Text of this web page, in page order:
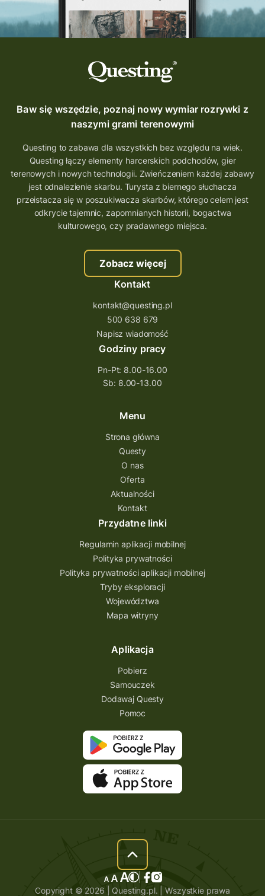
Baw się wszędzie, poznaj nowy wymiar rozrywki z
naszymi grami terenowymi
Questing to zabawa dla wszystkich bez względu na wiek.
Questing łączy elementy harcerskich podchodów, gier
terenowych i nowych technologii. Zwieńczeniem każdej zabawy
jest odnalezienie skarbu. Turysta z biernego słuchacza
przeistacza się w poszukiwacza skarbów, którego celem jest
odkrycie tajemnic, zapomnianych historii, bogactwa
kulturowego, czy pradawnego miejsca.
Zobacz więcej
Kontakt
kontakt@questing.pl
500 638 679
Napisz wiadomość
Godziny pracy
Pn-Pt: 8.00-16.00
Sb: 8.00-13.00
Menu
Strona główna
Questy
O nas
Oferta
Aktualności
Kontakt
Przydatne linki
Regulamin aplikacji mobilnej
Polityka prywatności
Polityka prywatności aplikacji mobilnej
Tryby eksploracji
Województwa
Mapa witryny
Aplikacja
Pobierz
Samouczek
Dodawaj Questy
Pomoc
Copyright © 2026 | Questing.pl. | Wszystkie prawa